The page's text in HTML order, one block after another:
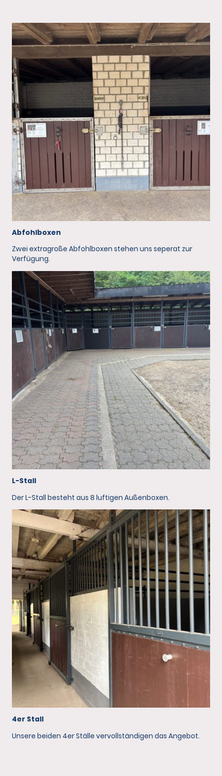
Abfohlboxen
Zwei extragroße Abfohlboxen stehen uns seperat zur
Verfügung.
L-Stall
Der L-Stall besteht aus 8 luftigen Außenboxen.
4er Stall
Unsere beiden 4er Ställe vervollständigen das Angebot.